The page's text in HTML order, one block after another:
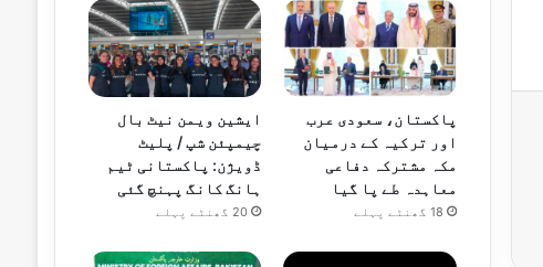
پاکستان، سعودی عرب
اور ترکیہ کے درمیان
مکہ مشترکہ دفاعی
معاہدہ طے پا گیا
18 گھنٹے پہلے
ایشین ویمن نیٹ بال
چیمپئن شپ / پلیٹ
ڈویژن: پاکستانی ٹیم
ہانگ کانگ پہنچ گئی
20 گھنٹے پہلے